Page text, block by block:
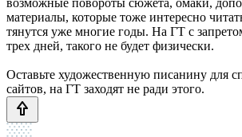
материалы, которые тоже интересно
тянутся уже многие годы. На ГТ с
трех дней, такого не будет физически.
Оставьте художественную писанину для
сайтов, на ГТ заходят не ради этого.